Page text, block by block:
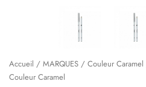
Accueil / MARQUES / Couleur Caramel
Couleur Caramel